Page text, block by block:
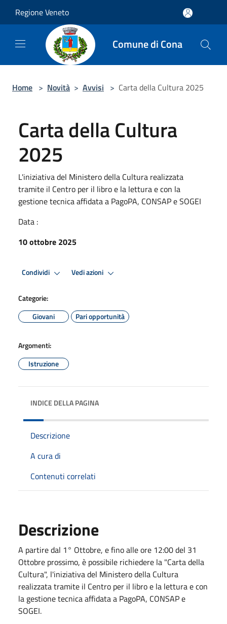
Regione Veneto
Comune di Cona
Home > Novità > Avvisi > Carta della Cultura 2025
Carta della Cultura
2025
L'iniziativa del Ministero della Cultura realizzata
tramite il Centro per il libro e la lettura e con la
gestione tecnica affidata a PagoPA, CONSAP e SOGEI
Data :
10 ottobre 2025
Condividi Vedi azioni
Categorie:
Giovani
Pari opportunità
Argomenti:
Istruzione
INDICE DELLA PAGINA
Descrizione
A cura di
Contenuti correlati
Descrizione
A partire dal 1° Ottobre, e fino alle ore 12:00 del 31
Ottobre prossimo, è possibile richiedere la "Carta della
Cultura", l'iniziativa del Ministero della Cultura
realizzata tramite il Centro per il libro e la lettura e con
la gestione tecnica affidata a PagoPA, CONSAP e
SOGEI.